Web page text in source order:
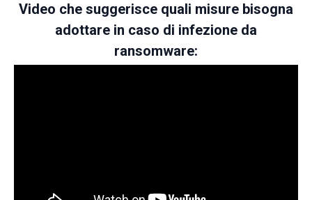
Video che suggerisce quali misure bisogna
adottare in caso di infezione da
ransomware: